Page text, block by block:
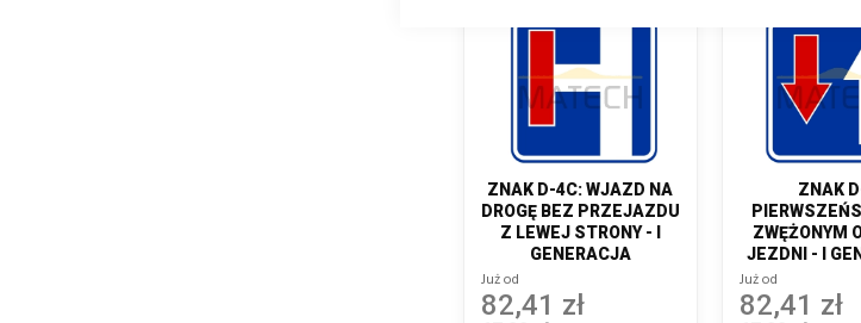
ZNAK D-4C: WJAZD NA
DROGĘ BEZ PRZEJAZDU
Z LEWEJ STRONY - I
GENERACJA
Już od
82,41 zł
ZNAK
ZWĘŻONYM
JEZDNI - I
Już od
82,41 zł